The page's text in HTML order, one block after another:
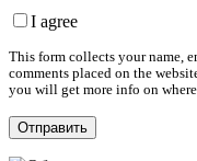
I agree
This form collects your name,
comments placed on the
you will get more info on